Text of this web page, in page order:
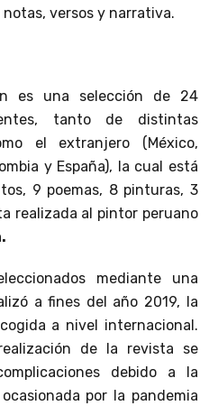
versos y narrativa.
es una selección de 24
tanto de distintas
el extranjero (México,
y España), la cual está
9 poemas, 8 pinturas, 3
realizada al pintor peruano
mediante una
a fines del año 2019, la
a nivel internacional.
de la revista se
debido a la
por la pandemia